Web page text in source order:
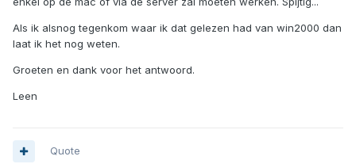
Als ik alsnog tegenkom waar ik dat gelezen had van win2000 dan
laat ik het nog weten.
Groeten en dank voor het antwoord.
Leen
Quote